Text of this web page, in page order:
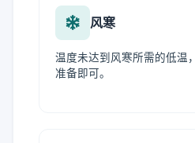
风寒
温度未达到风寒所需的低温
准备即可。